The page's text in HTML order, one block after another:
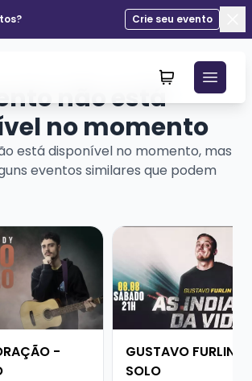
Crie seu evento
não está
no momento
está disponível no momento, mas
eventos similares que podem
JULIANO CORAÇÃO - SHOW SOLO
-
Veja mais sobre
GUSTAVO FURLIN -
SOLO